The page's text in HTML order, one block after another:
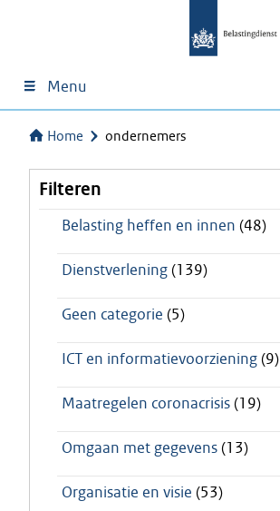
Menu
Home ondernemers
Filteren
Belasting heffen en innen (48)
Dienstverlening(139)
Geen categorie (5)
ICT en informatievoorziening(9)
Maatregelen coronacrisis(19)
Omgaan met gegevens(13)
Organisatie en visie (53)